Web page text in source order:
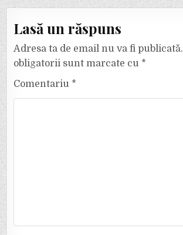
Lasă un răspuns
Adresa ta de email nu va fi publicată.
obligatorii sunt marcate cu *
Comentariu *